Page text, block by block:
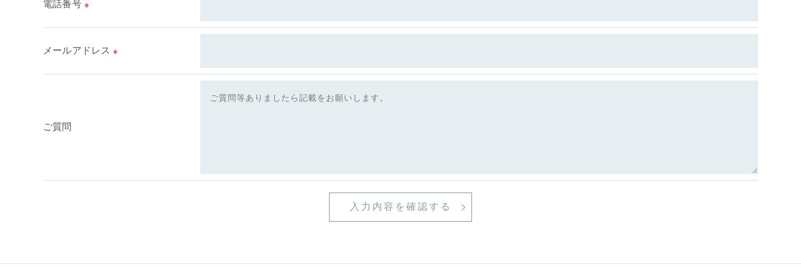
電話番号 ※
メールアドレス ※
ご質問